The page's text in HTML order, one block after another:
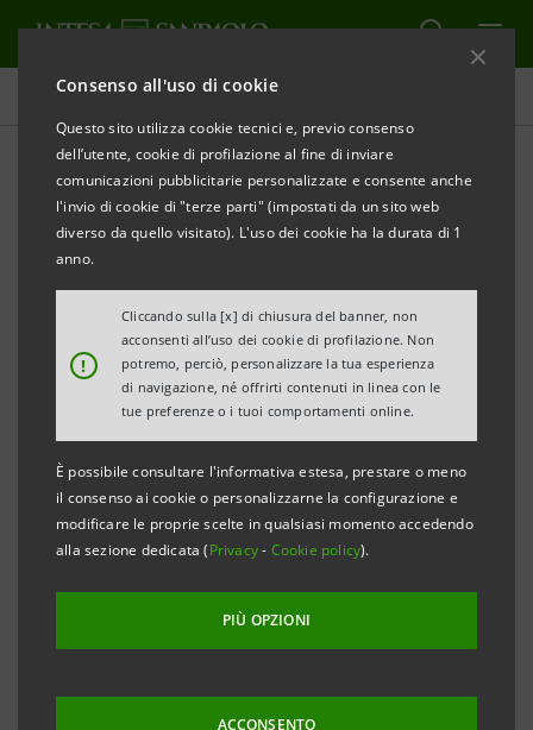
Consenso all'uso di cookie
Questo sito utilizza cookie tecnici e, previo consenso
dell’utente, cookie di profilazione al fine di inviare
comunicazioni pubblicitarie personalizzate e consente anche
l'invio di cookie di "terze parti" (impostati da un sito web
diverso da quello visitato). L'uso dei cookie ha la durata di 1
anno.
!
Cliccando sulla [x] di chiusura del banner, non
acconsenti all’uso dei cookie di profilazione. Non
potremo, perciò, personalizzare la tua esperienza
di navigazione, né offrirti contenuti in linea con le
tue preferenze o i tuoi comportamenti online.
È possibile consultare l'informativa estesa, prestare o meno
il consenso ai cookie o personalizzarne la configurazione e
modificare le proprie scelte in qualsiasi momento accedendo
alla sezione dedicata (Privacy- Cookie policy).
PIÙ OPZIONI
ACCONSENTO
Comunicati stampa
STAMPA AGGIORNA
COMUNICATO STAMPA
IL CONSORZIO PREMAX
SANPAOLO
GRAZIE ALL’INIZIATIVA “ECCO LA MIA IMPRESA”,
400 ECCELLENZE ITALIANE SI RACCONTANO
ALL’INTERNO DELLO SPAZIO ESPOSITIVO DI INTESA
SANPAOLO
Torino, 5 ottobre 2015.Premax, il consorzio dei
produttori di forbici di Premana, un’eccellenza che